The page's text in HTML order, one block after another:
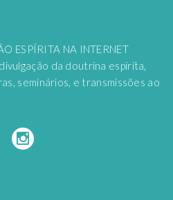
ESPÍRITA NA INTERNET
da doutrina espírita,
seminários, e transmissões ao